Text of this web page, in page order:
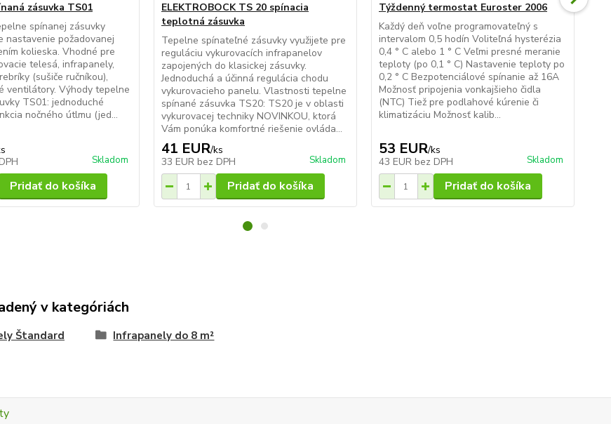
zásuvka TS01
spínanej zásuvky
nastavenie požadovanej
kolieska. Vhodné pre
telesá, infrapanely,
(sušiče ručníkou),
ventilátory. Výhody tepelne
TS01: jednoduché
nočného útlmu (jed...
Skladom
Pridať do košíka
ELEKTROBOCK TS 20 spínacia
teplotná zásuvka
Tepelne spínateľné zásuvky využijete pre
reguláciu vykurovacích infrapanelov
zapojených do klasickej zásuvky.
Jednoduchá a účinná regulácia chodu
vykurovacieho panelu. Vlastnosti tepelne
spínané zásuvka TS20: TS20 je v oblasti
vykurovacej techniky NOVINKOU, ktorá
Vám ponúka komfortné riešenie ovláda...
41 EUR/ks
33 EUR bez DPH Skladom
Pridať do košíka
Týždenný termostat Euroster 2006
Každý deň voľne programovateľný s
intervalom 0,5 hodín Voliteľná hysterézia
0,4 ° C alebo 1 ° C Veľmi presné meranie
teploty (po 0,1 ° C) Nastavenie teploty po
0,2 ° C Bezpotenciálové spínanie až 16A
Možnosť pripojenia vonkajšieho čidla
(NTC) Tiež pre podlahové kúrenie či
klimatizáciu Možnosť kalib...
53 EUR/ks
43 EUR bez DPH Skladom
Pridať do košíka
v kategóriách
Štandard Infrapanely do 8 m²